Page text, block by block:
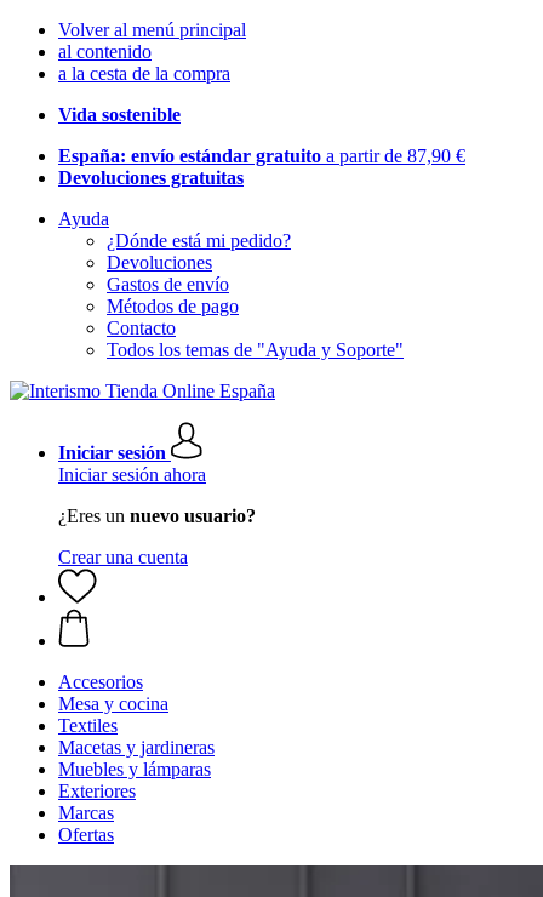
Volver al menú principal
al contenido
a la cesta de la compra
Vida sostenible
España: envío estándar gratuito a partir de 87,90 €
Devoluciones gratuitas
Ayuda
¿Dónde está mi pedido?
Devoluciones
Gastos de envío
Métodos de pago
Contacto
Todos los temas de "Ayuda y Soporte"
Iniciar sesión
Iniciar sesión ahora
¿Eres un nuevo usuario?
Crear una cuenta
Accesorios
Mesa y cocina
Textiles
Macetas y jardineras
Muebles y lámparas
Exteriores
Marcas
Ofertas